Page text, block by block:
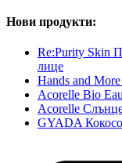
Нови продукти:
Re:Purity Skin
лице
Hands and
Acorelle Bio
Acorelle
GYADA